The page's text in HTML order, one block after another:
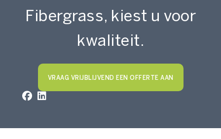
Fibergrass, kiest u voor
kwaliteit.
VRAAG VRIJBLIJVEND EEN OFFERTE AAN